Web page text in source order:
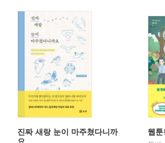
진짜 새랑 눈이 마주쳤다니까
웹